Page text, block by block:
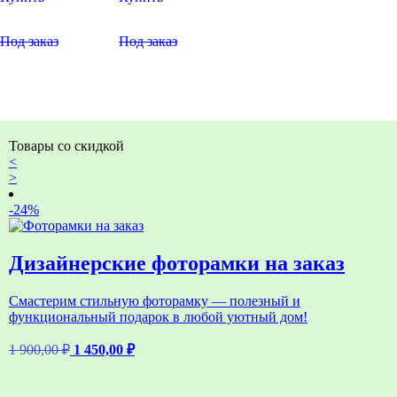
Под заказ Под заказ
Товары со скидкой
<
>
-24%
Дизайнерские фоторамки на заказ
Смастерим стильную фоторамку — полезный и
функциональный подарок в любой уютный дом!
1 900,00₽ Первоначальная
1 450,00 ₽Текущая